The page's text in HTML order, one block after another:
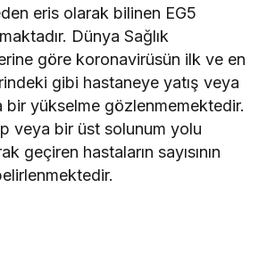
eris olarak bilinen EG5
Dünya Sağlık
göre koronavirüsün ilk ve en
gibi hastaneye yatış veya
bir yükselme gözlenmemektedir.
veya bir üst solunum yolu
geçiren hastaların sayısının